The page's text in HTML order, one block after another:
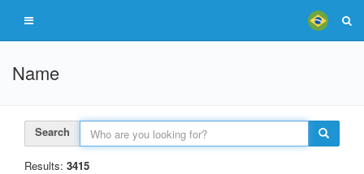
Name
Search
Results: 3415